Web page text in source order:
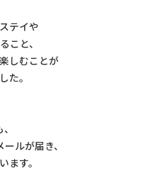
テイや
こと、
しむことが
た。
ルが届き、
ます。